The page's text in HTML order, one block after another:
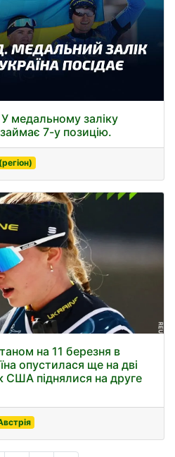
медальному заліку
7-у позицію.
на 11 березня в
опустилася ще на дві
США піднялися на друге